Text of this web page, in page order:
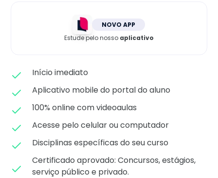
NOVO APP
Estude pelo nosso aplicativo
Início imediato
Aplicativo mobile do portal do aluno
100% online com videoaulas
Acesse pelo celular ou computador
Disciplinas específicas do seu curso
Certificado aprovado: Concursos, estágios,
serviço público e privado.